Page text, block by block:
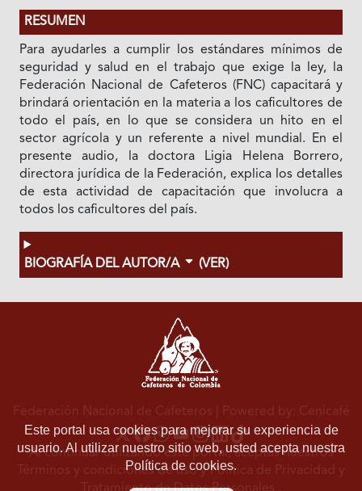
RESUMEN
Para ayudarles a cumplir los estándares mínimos de
seguridad y salud en el trabajo que exige la ley, la
Federación Nacional de Cafeteros (FNC) capacitará y
brindará orientación en la materia a los caficultores de
todo el país, en lo que se considera un hito en el
sector agrícola y un referente a nivel mundial. En el
presente audio, la doctora Ligia Helena Borrero,
directora jurídica de la Federación, explica los detalles
de esta actividad de capacitación que involucra a
todos los caficultores del país.
BIOGRAFÍA DEL AUTOR/A (VER)
Este portal usa cookies para mejorar su experiencia de
usuario. Al utilizar nuestro sitio web, usted acepta nuestra
Política de cookies.
Federación Nacional de Cafeteros | Powered by: Cenicafé
Al continuar utilizando este portal, aceptas nuestros
Términos y condiciones de usoyPolítica de Privacidad y
Tratamiento de Datos Personales